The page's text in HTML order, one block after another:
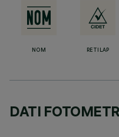
NOM RETILAP
DATI